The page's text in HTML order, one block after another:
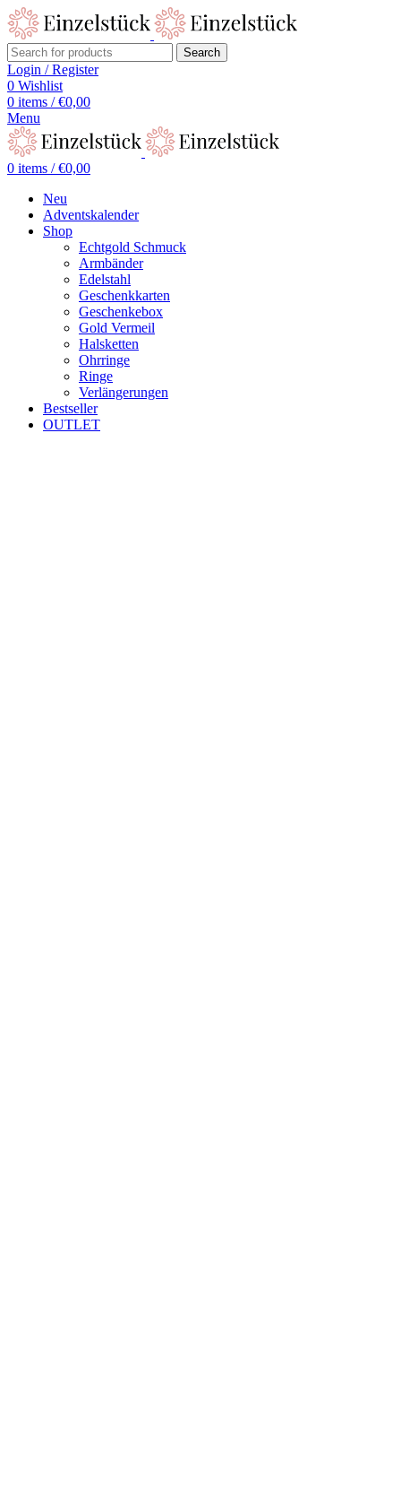
Search
Login / Register
0 Wishlist
0 items / €0,00
Menu
0 items / €0,00
Neu
Adventskalender
Shop
Echtgold Schmuck
Armbänder
Edelstahl
Geschenkkarten
Geschenkebox
Gold Vermeil
Halsketten
Ohrringe
Ringe
Verlängerungen
Bestseller
OUTLET